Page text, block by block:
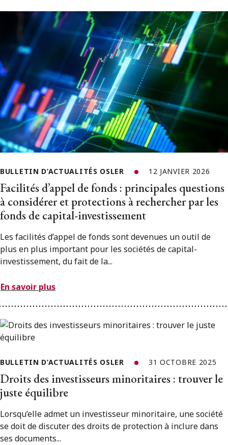
BULLETIN D’ACTUALITÉS OSLER 12 JANVIER 2026
Facilités d’appel de fonds : principales questions
à considérer et protections à rechercher par les
fonds de capital-investissement
Les facilités d’appel de fonds sont devenues un outil de
plus en plus important pour les sociétés de capital-
investissement, du fait de la...
En savoir plus
BULLETIN D’ACTUALITÉS OSLER 31 OCTOBRE 2025
Droits des investisseurs minoritaires : trouver le
juste équilibre
Lorsqu’elle admet un investisseur minoritaire, une société
se doit de discuter des droits de protection à inclure dans
ses documents...